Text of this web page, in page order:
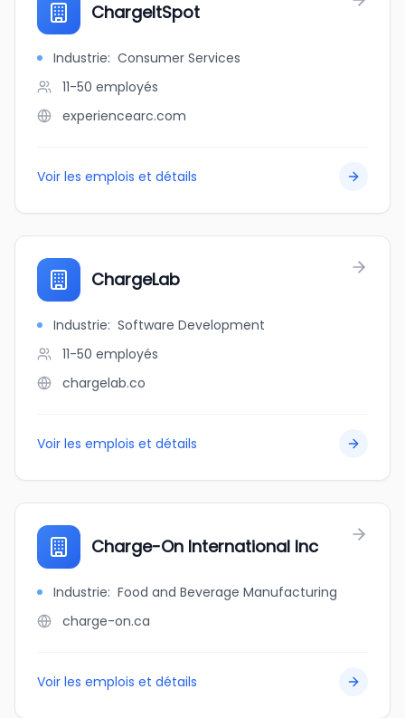
ChargeItSpot
Industrie: Consumer Services
11-50 employés
experiencearc.com
Voir les emplois et détails
ChargeLab
Industrie: Software Development
11-50 employés
chargelab.co
Voir les emplois et détails
Charge-On International Inc
Industrie: Food and Beverage Manufacturing
charge-on.ca
Voir les emplois et détails